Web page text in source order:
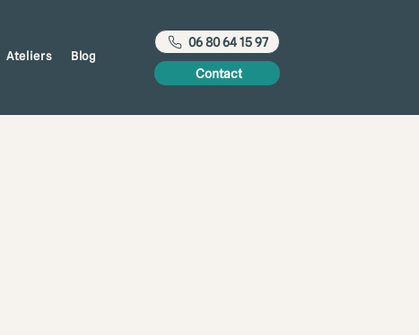
Ateliers Blog
06 80 64 15 97
Contact